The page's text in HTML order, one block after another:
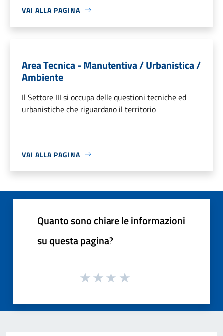
VAI ALLA PAGINA
Area Tecnica - Manutentiva / Urbanistica /
Ambiente
Il Settore III si occupa delle questioni tecniche ed
urbanistiche che riguardano il territorio
VAI ALLA PAGINA
Quanto sono chiare le informazioni
su questa pagina?